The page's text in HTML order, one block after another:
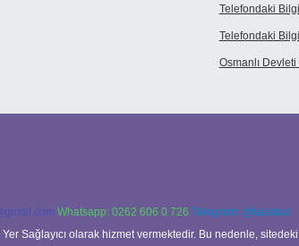
Telefondaki
Telefondaki
Osmanlı
Whatsapp: 0262 606 0 726 Telegram: @karabul
Sağlayıcı olarak hizmet vermektedir. Bu nedenle,